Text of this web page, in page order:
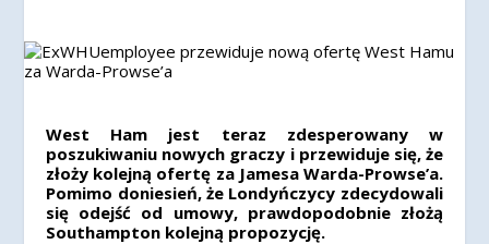
West Ham jest teraz zdesperowany w
poszukiwaniu nowych graczy i przewiduje się, że
złoży kolejną ofertę za Jamesa Warda-Prowse’a.
Pomimo doniesień, że Londyńczycy zdecydowali
się odejść od umowy, prawdopodobnie złożą
Southampton kolejną propozycję.